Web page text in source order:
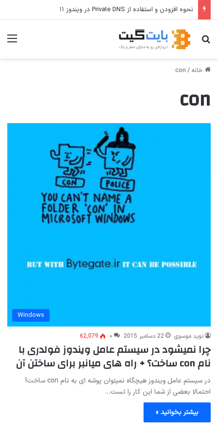
نحوه افزودن و استفاده از Private DNS در ویندوز ۱۱
جستجو برای
خانه /
con
con
Windows
نوید موسوی 22 دسامبر 2015 ۰ 62,079
چرا نمیشود در سیستم عامل ویندوز فولدری با
نام con ساخت؟ + راه های میانبر برای ساختن آن
در سیستم عامل ویندوز هیچگاه نمیتوان پوشه ای به نام con ساخت!
احتمالا بعضی از شما این کار را تست…
بیشتر بخوانید »